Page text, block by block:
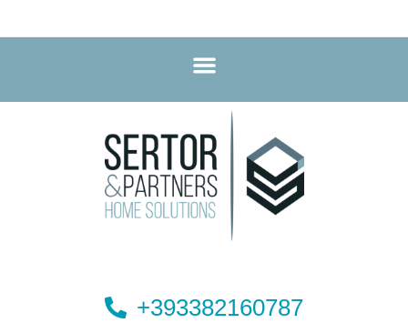
+393382160787